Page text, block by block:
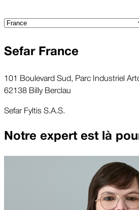
Sefar France
101 Boulevard Sud, Parc Industriel
62138 Billy Berclau
Sefar Fyltis S.A.S.
Notre expert est là